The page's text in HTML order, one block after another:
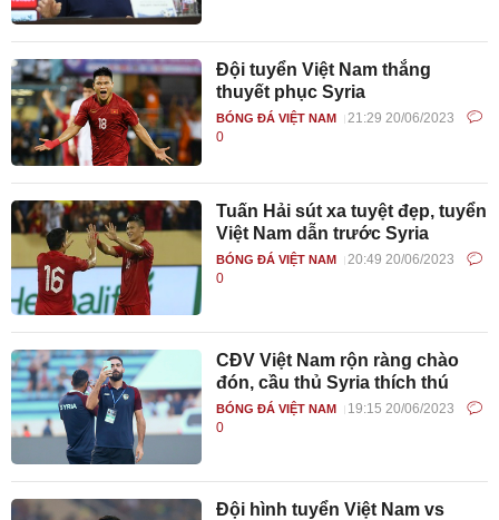
Đội tuyển Việt Nam thắng
thuyết phục Syria
BÓNG ĐÁ VIỆT NAM
21:29 20/06/2023
0
Tuấn Hải sút xa tuyệt đẹp, tuyển
Việt Nam dẫn trước Syria
BÓNG ĐÁ VIỆT NAM
20:49 20/06/2023
0
CĐV Việt Nam rộn ràng chào
đón, cầu thủ Syria thích thú
BÓNG ĐÁ VIỆT NAM
19:15 20/06/2023
0
Đội hình tuyển Việt Nam vs